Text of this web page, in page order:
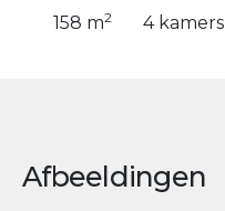
158 m2 4 kamers
Afbeeldingen